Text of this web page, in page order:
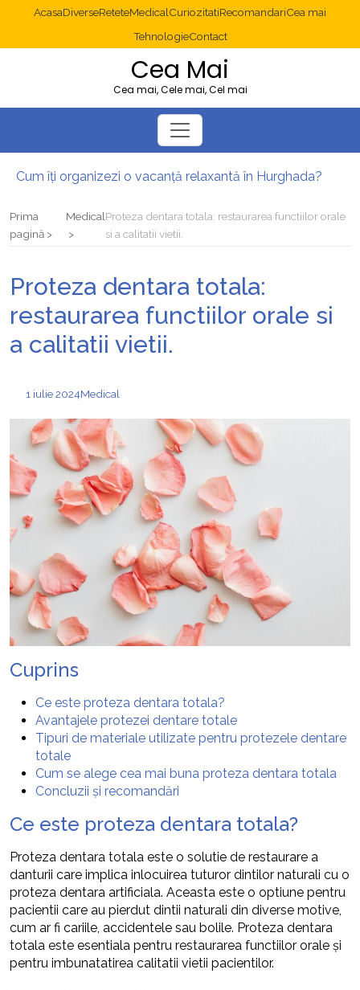
AcasaDiverseReteteMedicalCuriozitatiRecomandariCea mai
TehnologieContact
Cea Mai
Cea mai, Cele mai, Cel mai
Cum îți organizezi o vacanță relaxantă în Hurghada?
Multisite WordPress și Mastodon: cum gestionezi mai multe site-uri
Prima
pagină
MedicalProteza dentara totala: restaurarea functiilor orale
si a calitatii vietii.
Proteza dentara totala:
restaurarea functiilor orale si
a calitatii vietii.
1 iulie 2024Medical
Cuprins
Ce este proteza dentara totala?
Avantajele protezei dentare totale
Tipuri de materiale utilizate pentru protezele dentare
totale
Cum se alege cea mai buna proteza dentara totala
Concluzii și recomandări
Ce este proteza dentara totala?
Proteza dentara totala este o solutie de restaurare a
danturii care implica inlocuirea tuturor dintilor naturali cu o
proteza dentara artificiala. Aceasta este o optiune pentru
pacientii care au pierdut dintii naturali din diverse motive,
cum ar fi cariile, accidentele sau bolile. Proteza dentara
totala este esentiala pentru restaurarea functiilor orale și
pentru imbunatatirea calitatii vietii pacientilor.